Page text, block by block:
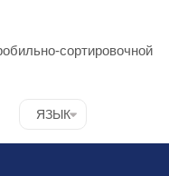
сортировочной
ЯЗЫК